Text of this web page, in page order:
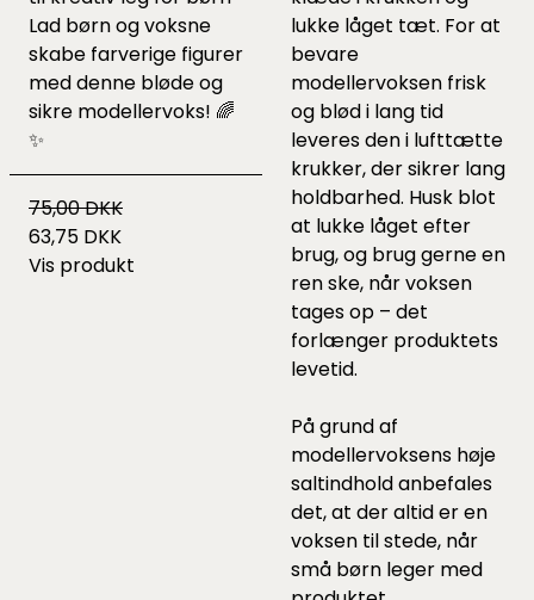
Lad børn og voksne
skabe farverige figurer
med denne bløde og
sikre modellervoks! 🌈
✨
75,00 DKK
63,75 DKK
Vis produkt
lukke låget tæt. For at
bevare
modellervoksen frisk
og blød i lang tid
leveres den i lufttætte
krukker, der sikrer lang
holdbarhed. Husk blot
at lukke låget efter
brug, og brug gerne en
ren ske, når voksen
tages op – det
forlænger produktets
levetid.
På grund af
modellervoksens høje
saltindhold anbefales
det, at der altid er en
voksen til stede, når
små børn leger med